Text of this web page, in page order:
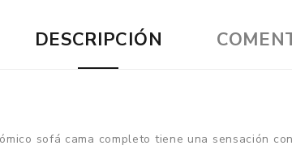
DESCRIPCIÓN
sofá cama completo tiene una sensación